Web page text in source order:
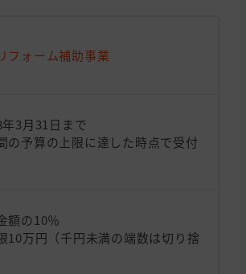
フォーム補助事業
3月31日まで
の予算の上限に達した時点で受付
額の10％
10万円（千円未満の端数は切り捨